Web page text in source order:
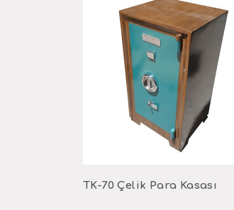
TK-70 Çelik Para Kasası